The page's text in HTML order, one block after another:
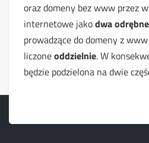
oraz domeny bez www przez
internetowe jakodwa
prowadzące do domeny z
liczoneoddzielnie. W
będzie podzielona na dwie